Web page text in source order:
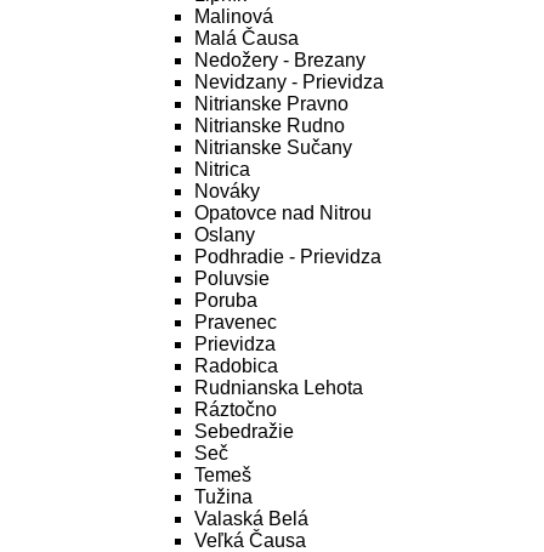
Malinová
Malá Čausa
Nedožery - Brezany
Nevidzany - Prievidza
Nitrianske Pravno
Nitrianske Rudno
Nitrianske Sučany
Nitrica
Nováky
Opatovce nad Nitrou
Oslany
Podhradie - Prievidza
Poluvsie
Poruba
Pravenec
Prievidza
Radobica
Rudnianska Lehota
Ráztočno
Sebedražie
Seč
Temeš
Tužina
Valaská Belá
Veľká Čausa